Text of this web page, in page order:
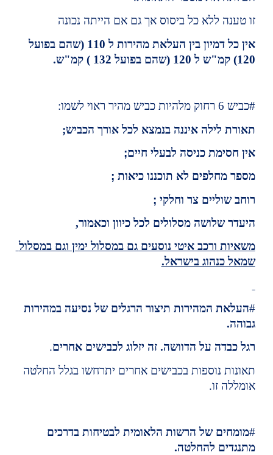
זו טענה ללא כל ביסוס אך גם אם הייתה נכונה
אין כל דמיון בין העלאת מהירות ל 110 (שהם בפועל
120) קמ"ש ל 120 (שהם בפועל 132 ) קמ"ש.
#כביש 6 רחוק מלהיות כביש מהיר ראוי לשמו:
תאורת לילה איננה בנמצא לכל אורך הכביש;
אין חסימת כניסה לבעלי חיים;
מספר מחלפים לא תוכננו כיאות ;
רוחב שוליים צר וחלקי ;
היעדר שלושה מסלולים לכל כיוון וכאמור,
שמאל כנהוג בישראל.
#
גבוהה.
רגל כבדה על הדוושה. זה יזלוג לכבישים אחרים.
אומללה זו.
#
מתנגדים להחלטה.